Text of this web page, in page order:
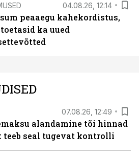
04.08.26, 12:14
peaaegu kahekordistus,
ka uued
07.08.26, 12:49
alandamine tõi hinnad
seal tugevat kontrolli